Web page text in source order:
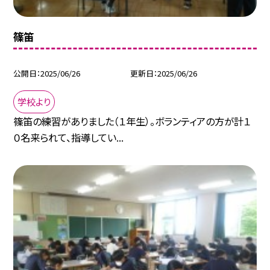
篠笛
公開日 2025/06/26 更新日 2025/06/26
学校より
篠笛の練習がありました（１年生）。ボランティアの方が計１
０名来られて、指導してい...